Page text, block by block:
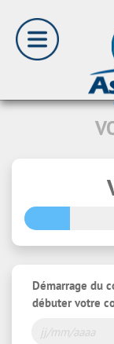
Démarrage du
débuter votre